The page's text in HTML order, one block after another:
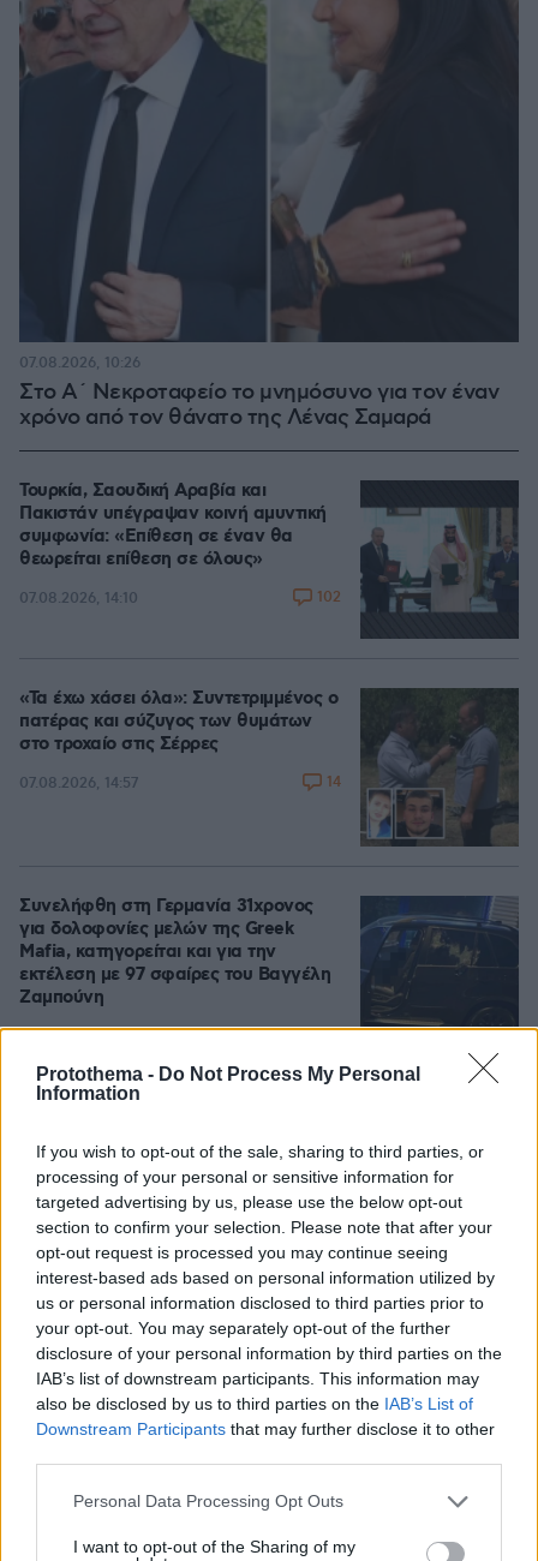
Protothema - Do Not Process My Personal
Information
If you wish to opt-out of the sale, sharing to third parties, or
processing of your personal or sensitive information for
targeted advertising by us, please use the below opt-out
section to confirm your selection. Please note that after your
opt-out request is processed you may continue seeing
interest-based ads based on personal information utilized by
us or personal information disclosed to third parties prior to
your opt-out. You may separately opt-out of the further
disclosure of your personal information by third parties on the
IAB’s list of downstream participants. This information may
also be disclosed by us to third parties on the IAB’s List of
Downstream Participants that may further disclose it to other
Please note that this website/app uses one or more Google
not limited to your visit or usage behaviour. You may click to
Personal Data Processing Opt Outs
I want to opt-out of the Sharing of my
Στο Α΄ Νεκροταφείο το μνημόσυνο για τον έναν
χρόνο από τον θάνατο της Λένας Σαμαρά
07.08.2026, 10:26
Τουρκία, Σαουδική Αραβία και
Πακιστάν υπέγραψαν κοινή αμυντική
συμφωνία: «Επίθεση σε έναν θα
θεωρείται επίθεση σε όλους»
07.08.2026, 14:10 102
«Τα έχω χάσει όλα»: Συντετριμμένος ο
πατέρας και σύζυγος των θυμάτων
στο τροχαίο στις Σέρρες
07.08.2026, 14:57 14
Συνελήφθη στη Γερμανία 31χρονος
για δολοφονίες μελών της Greek
Mafia, κατηγορείται και για την
εκτέλεση με 97 σφαίρες του Βαγγέλη
Ζαμπούνη
07.08.2026, 10:33 40
Μυστρά: «Δεν ήταν οικονομικά τα
κίνητρά μου, είχα την ανάγκη να τον
κρατήσω άφθαρτο»
07.08.2026, 14:04
«Δεν θα με κυριεύσει ο φόβος»: Ο
περιπτεράς της Γαστούνης άνοιξε
ξανά το κατάστημά του μετά τις
επιθέσεις και τον εμπρησμό
07.08.2026, 12:51 66
Κέρκυρα η δεξίωση για τα 250 χρόνια